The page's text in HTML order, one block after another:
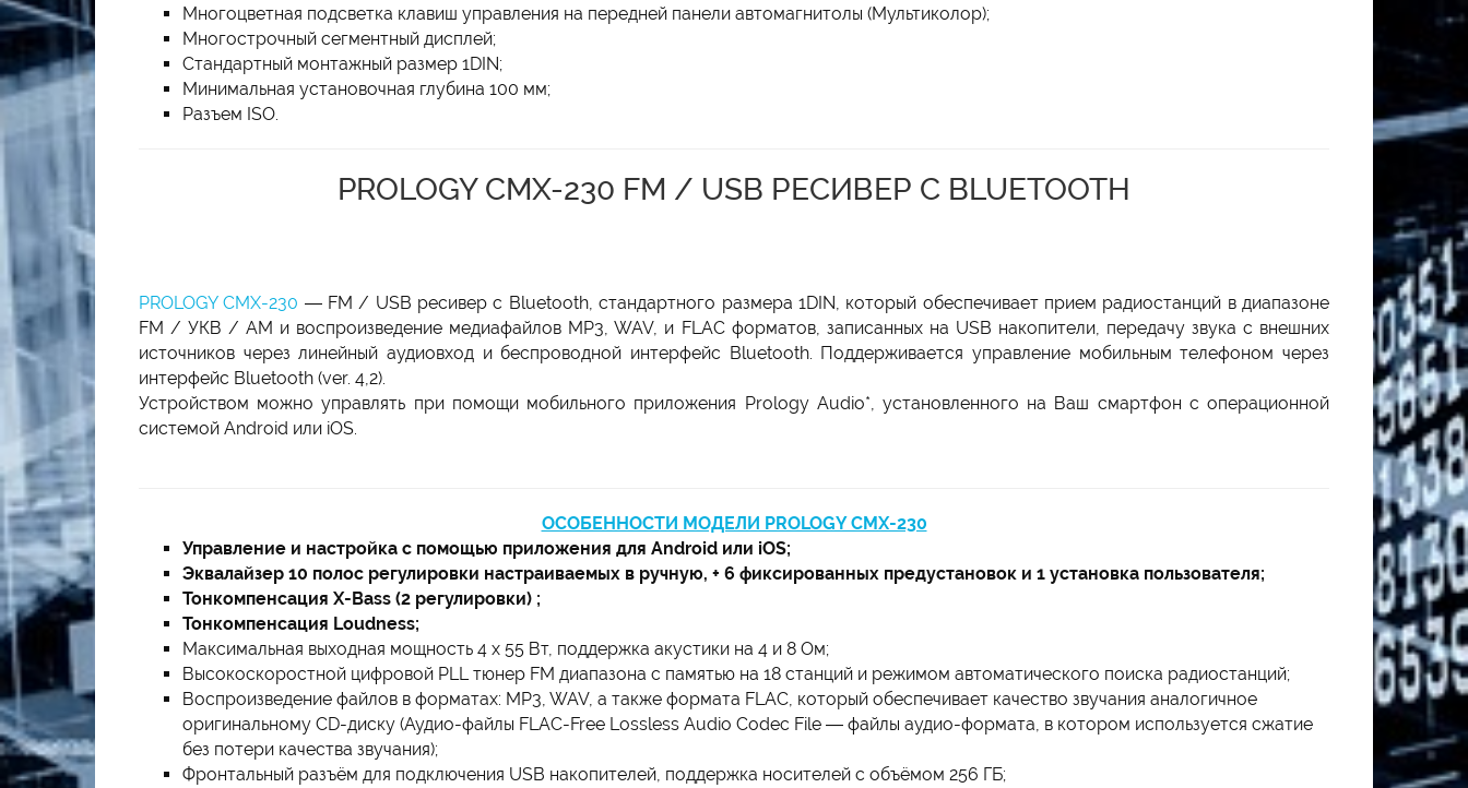
Многоцветная подсветка клавиш управления на передней панели автомагнитолы (Мультиколор);
Многострочный сегментный дисплей;
Стандартный монтажный размер 1DIN;
Минимальная установочная глубина 100 мм;
Разъем ISO.
PROLOGY CMX-230 FM / USB РЕСИВЕР С BLUETOOTH
PROLOGY CMX-230 — FM / USB ресивер с Bluetooth, стандартного размера 1DIN, который обеспечивает прием радиостанций в диапазоне
FM / УКВ / AM и воспроизведение медиафайлов MP3, WAV, и FLAC форматов, записанных на USB накопители, передачу звука с внешних
источников через линейный аудиовход и беспроводной интерфейс Bluetooth. Поддерживается управление мобильным телефоном через
интерфейс Bluetooth (ver. 4,2).
Устройством можно управлять при помощи мобильного приложения Prology Audio*, установленного на Ваш смартфон с операционной
системой Android или iOS.
ОСОБЕННОСТИ МОДЕЛИ PROLOGY CMX-230
Управление и настройка с помощью приложения для Android или iOS;
Эквалайзер 10 полос регулировки настраиваемых в ручную, + 6 фиксированных предустановок и 1 установка пользователя;
Тонкомпенсация X-Bass (2 регулировки) ;
Тонкомпенсация Loudness;
Максимальная выходная мощность 4 х 55 Вт, поддержка акустики на 4 и 8 Ом;
Высокоскоростной цифровой PLL тюнер FM диапазона с памятью на 18 станций и режимом автоматического поиска радиостанций;
Воспроизведение файлов в форматах: MP3, WAV, а также формата FLAC, который обеспечивает качество звучания аналогичное
оригинальному CD-диску (Аудио-файлы FLAC-Free Lossless Audio Codec File — файлы аудио-формата, в котором используется сжатие
без потери качества звучания);
Фронтальный разъём для подключения USB накопителей, поддержка носителей с объёмом 256 ГБ;